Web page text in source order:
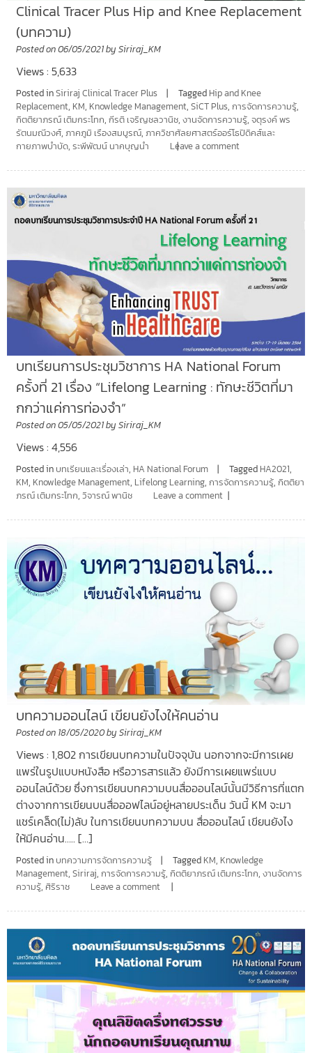
Clinical Tracer Plus Hip and Knee Replacement
(บทความ)
Posted on06/05/2021by Siriraj_KM
Views : 5,633
Posted inSiriraj Clinical Tracer Plus Tagged Hip and Knee
Replacement, KM, Knowledge Management, SiCT Plus, การจัดการความรู้,
กิตติยาภรณ์ เติมกระโทก, กีรติ เจริญชลวานิช, งานจัดการความรู้, จตุรงค์ พร
รัตนมณีวงศ์, ภาคภูมิ เรืองสมบูรณ์, ภาควิชาศัลยศาสตร์ออร์โธปิดิคส์และ
กายภาพบำบัด, ระพีพัฒน์ นาคบุญนำ Leave a comment
บทเรียนการประชุมวิชาการ HA National Forum
ครั้งที่ 21 เรื่อง “Lifelong Learning : ทักษะชีวิตที่มา
กกว่าแค่การท่องจำ”
Posted on05/05/2021by Siriraj_KM
Views : 4,556
Posted in บทเรียนและเรื่องเล่า, HA National Forum Tagged HA2021,
KM, Knowledge Management, Lifelong Learning, การจัดการความรู้, กิตติยา
ภรณ์ เติมกระโทก, วิจารณ์ พานิช Leave a comment
บทความออนไลน์ เขียนยังไงให้คนอ่าน
Posted on 18/05/2020by Siriraj_KM
Views : 1,802 การเขียนบทความในปัจจุบัน นอกจากจะมีการเผย
แพร่ในรูปแบบหนังสือ หรือวารสารแล้ว ยังมีการเผยแพร่แบบ
ออนไลน์ด้วย ซึ่งการเขียนบทความบนสื่อออนไลน์นั้นมีวิธีการที่แตก
ต่างจากการเขียนบนสื่อออฟไลน์อยู่หลายประเด็น วันนี้ KM จะมา
แชร์เคล็ด(ไม่)ลับ ในการเขียนบทความบน สื่อออนไลน์ เขียนยังไง
ให้มีคนอ่าน….. […]
Posted in บทความการจัดการความรู้ Tagged KM, Knowledge
Management, Siriraj, การจัดการความรู้, กิตติยาภรณ์ เติมกระโทก, งานจัดการ
ความรู้, ศิริราช Leave a comment